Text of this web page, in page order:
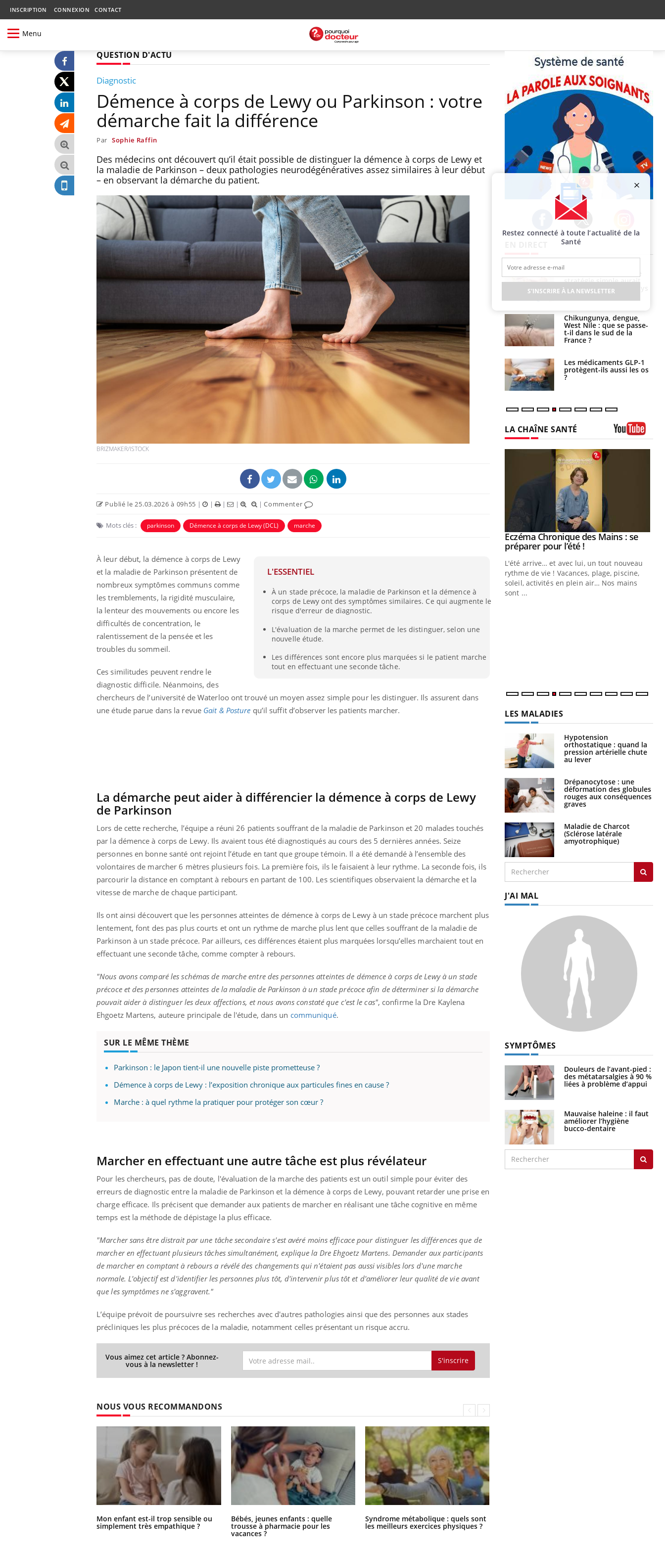
INSCRIPTION CONNEXION CONTACT
Menu
QUESTION D'ACTU
Diagnostic
Démence à corps de Lewy ou Parkinson : votre
démarche fait la différence
Par Sophie Raffin
Des médecins ont découvert qu’il était possible de distinguer la démence à corps de Lewy et
la maladie de Parkinson – deux pathologies neurodégénératives assez similaires à leur début
– en observant la démarche du patient.
BRIZMAKER/ISTOCK
Publié le 25.03.2026 à 09h55 | | | | |Commenter
Mots clés : parkinson Démence à corps de Lewy (DCL) marche
L'ESSENTIEL
À un stade précoce, la maladie de Parkinson et la démence à
corps de Lewy ont des symptômes similaires. Ce qui augmente le
risque d'erreur de diagnostic.
L'évaluation de la marche permet de les distinguer, selon une
nouvelle étude.
Les différences sont encore plus marquées si le patient marche
tout en effectuant une seconde tâche.
À leur début, la démence à corps de Lewy
et la maladie de Parkinson présentent de
nombreux symptômes communs comme
les tremblements, la rigidité musculaire,
la lenteur des mouvements ou encore les
difficultés de concentration, le
ralentissement de la pensée et les
troubles du sommeil.
Ces similitudes peuvent rendre le
diagnostic difficile. Néanmoins, des
chercheurs de l’université de Waterloo ont trouvé un moyen assez simple pour les distinguer. Ils assurent dans
une étude parue dans la revue Gait & Posture qu’il suffit d’observer les patients marcher.
La démarche peut aider à différencier la démence à corps de Lewy
de Parkinson
Lors de cette recherche, l’équipe a réuni 26 patients souffrant de la maladie de Parkinson et 20 malades touchés
par la démence à corps de Lewy. Ils avaient tous été diagnostiqués au cours des 5 dernières années. Seize
personnes en bonne santé ont rejoint l’étude en tant que groupe témoin. Il a été demandé à l’ensemble des
volontaires de marcher 6 mètres plusieurs fois. La première fois, ils le faisaient à leur rythme. La seconde fois, ils
parcourir la distance en comptant à rebours en partant de 100. Les scientifiques observaient la démarche et la
vitesse de marche de chaque participant.
Ils ont ainsi découvert que les personnes atteintes de démence à corps de Lewy à un stade précoce marchent plus
lentement, font des pas plus courts et ont un rythme de marche plus lent que celles souffrant de la maladie de
Parkinson à un stade précoce. Par ailleurs, ces différences étaient plus marquées lorsqu’elles marchaient tout en
effectuant une seconde tâche, comme compter à rebours.
"Nous avons comparé les schémas de marche entre des personnes atteintes de démence à corps de Lewy à un stade
précoce et des personnes atteintes de la maladie de Parkinson à un stade précoce afin de déterminer si la démarche
pouvait aider à distinguer les deux affections, et nous avons constaté que c'est le cas", confirme la Dre Kaylena
Ehgoetz Martens, auteure principale de l'étude, dans un communiqué.
SUR LE MÊME THÈME
Parkinson : le Japon tient-il une nouvelle piste prometteuse ?
Démence à corps de Lewy : l’exposition chronique aux particules fines en cause ?
Marche : à quel rythme la pratiquer pour protéger son cœur ?
Marcher en effectuant une autre tâche est plus révélateur
Pour les chercheurs, pas de doute, l'évaluation de la marche des patients est un outil simple pour éviter des
erreurs de diagnostic entre la maladie de Parkinson et la démence à corps de Lewy, pouvant retarder une prise en
charge efficace. Ils précisent que demander aux patients de marcher en réalisant une tâche cognitive en même
temps est la méthode de dépistage la plus efficace.
"Marcher sans être distrait par une tâche secondaire s'est avéré moins efficace pour distinguer les différences que de
marcher en effectuant plusieurs tâches simultanément, explique la Dre Ehgoetz Martens. Demander aux participants
de marcher en comptant à rebours a révélé des changements qui n'étaient pas aussi visibles lors d'une marche
normale. L'objectif est d'identifier les personnes plus tôt, d'intervenir plus tôt et d'améliorer leur qualité de vie avant
que les symptômes ne s'aggravent."
L’équipe prévoit de poursuivre ses recherches avec d'autres pathologies ainsi que des personnes aux stades
précliniques les plus précoces de la maladie, notamment celles présentant un risque accru.
Vous aimez cet article ? Abonnez-
vous à la newsletter ! S'inscrire
NOUS VOUS RECOMMANDONS
Mon enfant est-il trop sensible ou
simplement très empathique ?
Bébés, jeunes enfants : quelle
trousse à pharmacie pour les
vacances ?
Syndrome métabolique : quels sont
les meilleurs exercices physiques ?
Facebook Twitter Instagram
Mon enfant est-il trop
sensible ou simplement
Bébés, jeunes enfants :
quelle trousse à
pharmacie pour les
vacances ?
Syndrome métabolique :
quels sont les meilleurs
exercices physiques ?
Comment éviter une otite
pendant les vacances ?
Hantavirus : un cas
détecté chez un touriste
en France
Mortalité infantile : un
rapport s’interroge sur
son taux élevé en France
naturel attire l'attention
écrans en vacances ?
Toujours connectés :
comment le travail
empiète de plus en plus
sur nos soirées
stratégie simple aurait
changé la donne au Pays
basque
Chikungunya, dengue,
West Nile : que se passe-
t-il dans le sud de la
France ?
Les médicaments GLP-1
protègent-ils aussi les os
?
LA CHAÎNE SANTÉ
Il y a des sujets qui sont faciles à aborder...
d'autres non ! D'un côté, poser des
questions sur la maladie d'un proche c'est
Fatigue, irritabilité, brouillard mental ou
même alopécie… Les symptômes de la
carence en fer sont multiples ce qui la rend
Youtube
Eczéma Chronique des Mains : se
préparer pour l’été !Youtube
L'été arrive… et avec lui, un tout nouveau
rythme de vie ! Vacances, plage, piscine,
soleil, activités en plein air… Nos mains
sont ...
LES MALADIES
Hypotension
orthostatique : quand la
pression artérielle chute
au lever
Drépanocytose : une
déformation des globules
rouges aux conséquences
graves
Maladie de Charcot
(Sclérose latérale
amyotrophique)
J'AI MAL
SYMPTÔMES
Douleurs de l’avant-pied :
des métatarsalgies à 90 %
liées à problème d’appui
Mauvaise haleine : il faut
améliorer l’hygiène
bucco-dentaire
Restez connecté à toute l’actualité de la
Santé
S'INSCRIRE À LA NEWSLETTER